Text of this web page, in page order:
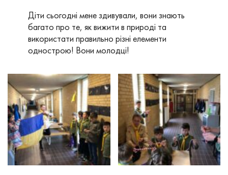
Діти сьогодні мене здивували, вони знають
багато про те, як вижити в природі та
використати правильно різні елементи
однострою! Вони молодці!